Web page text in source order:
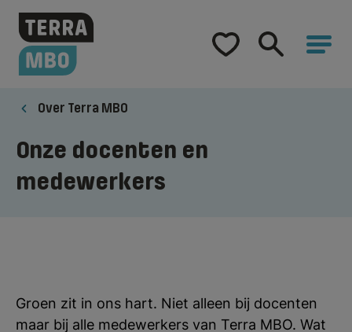
Home
Hulp bij studiekeuze
Samenwerking
Over Terra MBO
Onze docenten en
medewerkers
Groen zit in ons hart. Niet alleen bij docenten
maar bij alle medewerkers van Terra MBO. Wat